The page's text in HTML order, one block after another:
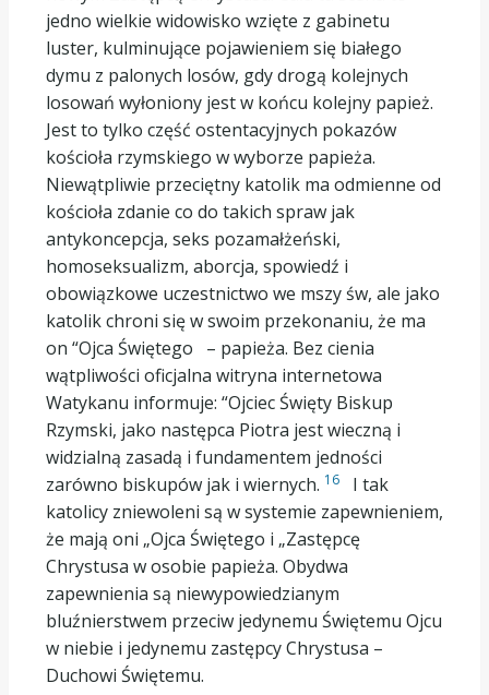
jedno wielkie widowisko wzięte z gabinetu
luster, kulminujące pojawieniem się białego
dymu z palonych losów, gdy drogą kolejnych
losowań wyłoniony jest w końcu kolejny papież.
Jest to tylko część ostentacyjnych pokazów
kościoła rzymskiego w wyborze papieża.
Niewątpliwie przeciętny katolik ma odmienne od
kościoła zdanie co do takich spraw jak
antykoncepcja, seks pozamałżeński,
homoseksualizm, aborcja, spowiedź i
obowiązkowe uczestnictwo we mszy św, ale jako
katolik chroni się w swoim przekonaniu, że ma
on “Ojca Świętego – papieża. Bez cienia
wątpliwości oficjalna witryna internetowa
Watykanu informuje: “Ojciec Święty Biskup
Rzymski, jako następca Piotra jest wieczną i
widzialną zasadą i fundamentem jedności
zarówno biskupów jak i wiernych. 16
I tak
katolicy zniewoleni są w systemie zapewnieniem,
że mają oni „Ojca Świętego i „Zastępcę
Chrystusa w osobie papieża. Obydwa
zapewnienia są niewypowiedzianym
bluźnierstwem przeciw jedynemu Świętemu Ojcu
w niebie i jedynemu zastępcy Chrystusa –
Duchowi Świętemu.